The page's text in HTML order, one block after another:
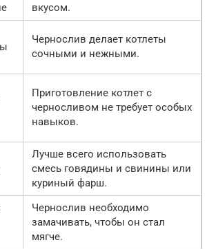
вкусом.
Чернослив делает котлеты
сочными и нежными.
Приготовление котлет с
черносливом не требует особых
навыков.
Лучше всего использовать
смесь говядины и свинины или
куриный фарш.
Чернослив необходимо
замачивать, чтобы он стал
мягче.